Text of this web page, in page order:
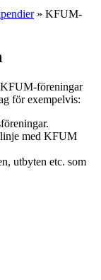
» KFUM-
KFUM-föreningar
för exempelvis:
linje med KFUM
utbyten etc. som